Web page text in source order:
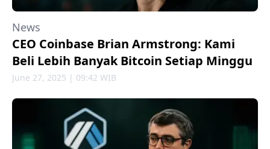
News
CEO Coinbase Brian Armstrong: Kami
Beli Lebih Banyak Bitcoin Setiap Minggu
June 27, 2025 | 09:42 WIB